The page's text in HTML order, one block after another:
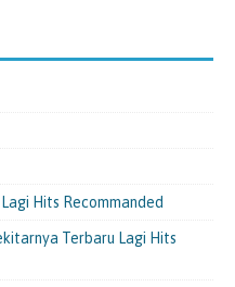
Hits Recommanded
Terbaru Lagi Hits